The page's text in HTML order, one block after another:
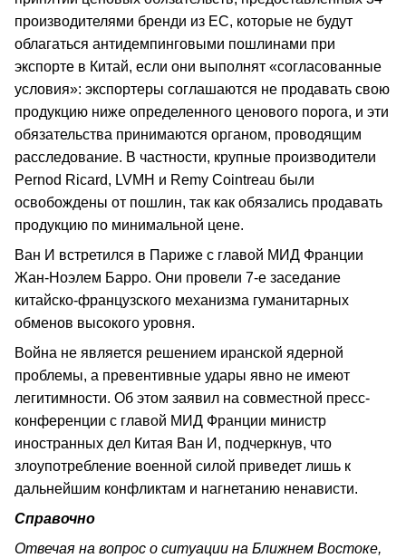
производителями бренди из ЕС, которые не будут
облагаться антидемпинговыми пошлинами при
экспорте в Китай, если они выполнят «согласованные
условия»: экспортеры соглашаются не продавать свою
продукцию ниже определенного ценового порога, и эти
обязательства принимаются органом, проводящим
расследование. В частности, крупные производители
Pernod Ricard, LVMH и Remy Cointreau были
освобождены от пошлин, так как обязались продавать
продукцию по минимальной цене.
Ван И встретился в Париже с главой МИД Франции
Жан-Ноэлем Барро. Они провели 7-е заседание
китайско-французского механизма гуманитарных
обменов высокого уровня.
Война не является решением иранской ядерной
проблемы, а превентивные удары явно не имеют
легитимности. Об этом заявил на совместной пресс-
конференции с главой МИД Франции министр
иностранных дел Китая Ван И, подчеркнув, что
злоупотребление военной силой приведет лишь к
дальнейшим конфликтам и нагнетанию ненависти.
Справочно
Отвечая на вопрос о ситуации на Ближнем Востоке,